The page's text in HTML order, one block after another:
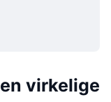
virkelige